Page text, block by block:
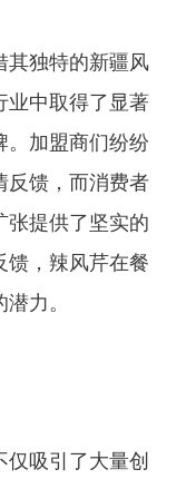
其独特的新疆风
业中取得了显著
。加盟商们纷纷
反馈，而消费者
张提供了坚实的
馈，辣风芹在餐
力。
吸引了大量创